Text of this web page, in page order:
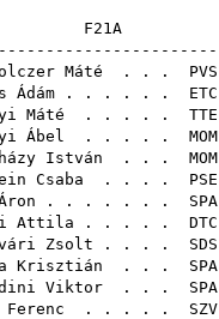
Máté . . . PVS
Ádám . . . . . . ETC
Máté . . . . . TTE
Ábel . . . . . MOM
István . . . MOM
Csaba . . . . PSE
. . . . . . . SPA
Attila . . . . . DTC
Zsolt . . . . SDS
Krisztián . . . SPA
Viktor . . . SPA
. . . . . SZV